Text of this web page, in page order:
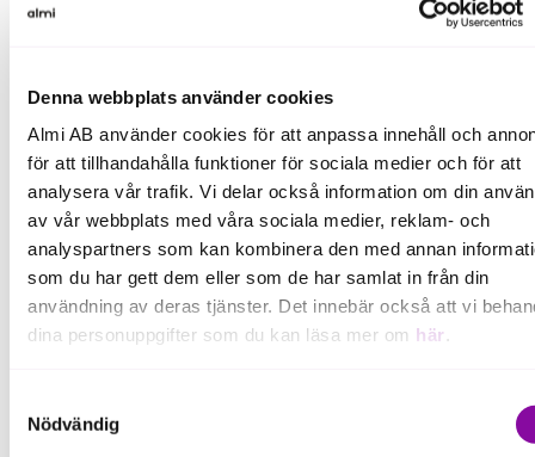
Denna webbplats använder cookies
Almi AB använder cookies för att anpassa innehåll och
för att tillhandahålla funktioner för sociala medier och för att
analysera vår trafik. Vi delar också information om din
av vår webbplats med våra sociala medier, reklam- och
analyspartners som kan kombinera den med annan
som du har gett dem eller som de har samlat in från din
användning av deras tjänster. Det innebär också att vi
dina personuppgifter som du kan läsa mer om här .
delning av information enligt ovan, inte att ske, förutom för
som är nödvändiga för att hemsidan ska fungera se mer
Nödvändig
kompetensbehov."
Du behöver även som företagare idag fundera på
vad det innebär att vara en attraktiv arbetsgivare
viktiga. Generationer som är på väg ut i arbetslivet